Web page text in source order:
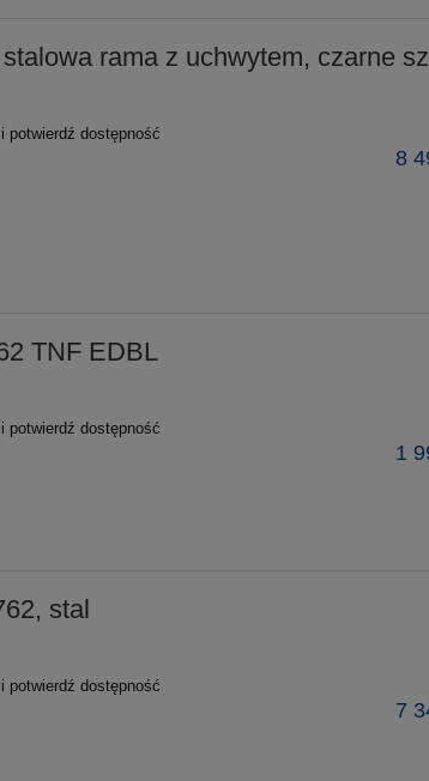
rama z uchwytem, czarne
potwierdź dostępność
8
TNF EDBL
potwierdź dostępność
1
stal
potwierdź dostępność
7